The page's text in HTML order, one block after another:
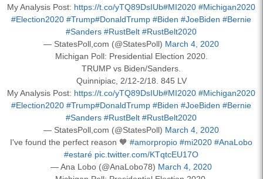
My Analysis Post: https://t.co/yTQ89DsIUb#MI2020 #Michigan2020
#Election2020 #Trump#DonaldTrump #Biden #JoeBiden #Bernie
#Sanders #RustBelt #RustBelt2020
— StatesPoll,com (@StatesPoll) March 4, 2020
Michigan Poll: Presidential Election 2020.
TRUMP vs Biden/Sanders.
Quinnipiac, 2/12-2/18. 845 LV
My Analysis Post: https://t.co/yTQ89DsIUb#MI2020 #Michigan2020
#Election2020 #Trump#DonaldTrump #Biden #JoeBiden #Bernie
#Sanders #RustBelt #RustBelt2020
— StatesPoll,com (@StatesPoll) March 4, 2020
I've found the perfect reason 🧡 #amorpropio #mi2020 #AnaLobo
#estaré pic.twitter.com/KTqtcEU17O
— Ana Lobo (@AnaLobo78) March 4, 2020